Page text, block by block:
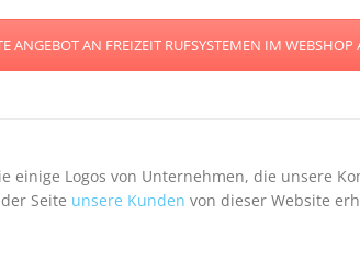
ANGEBOT AN FREIZEIT RUFSYSTEMEN IM WEBSHOP
einige Logos von Unternehmen, die unsere
Seite unsere Kunden von dieser Website